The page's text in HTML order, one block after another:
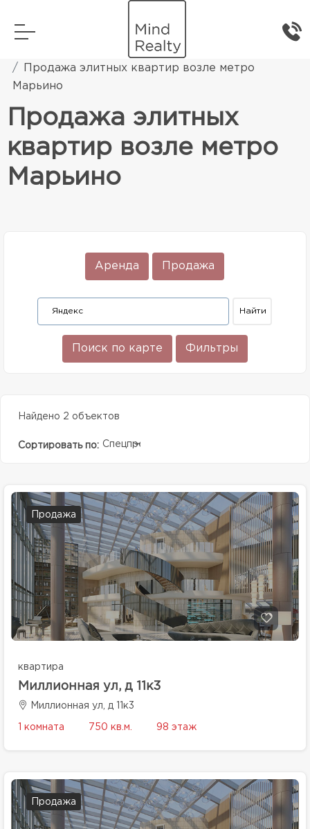
Элитная жилая недвижимость
Продажа элитных квартир возле метро
Марьино
Продажа элитных
квартир возле метро
Марьино
Аренда Продажа
Поиск по карте Фильтры
Найдено 2 объектов
Сортировать по: Спецпредолжение
Продажа
квартира
Миллионная ул, д 11к3
Миллионная ул, д 11к3
1 комната 750 кв.м. 98 этаж
Продажа